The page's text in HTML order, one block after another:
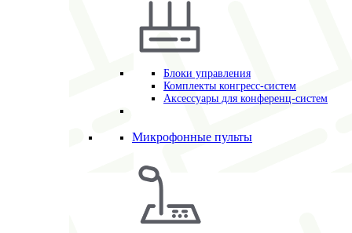
Блоки управления
Комплекты конгресс-систем
Аксессуары для конференц-систем
Микрофонные пульты